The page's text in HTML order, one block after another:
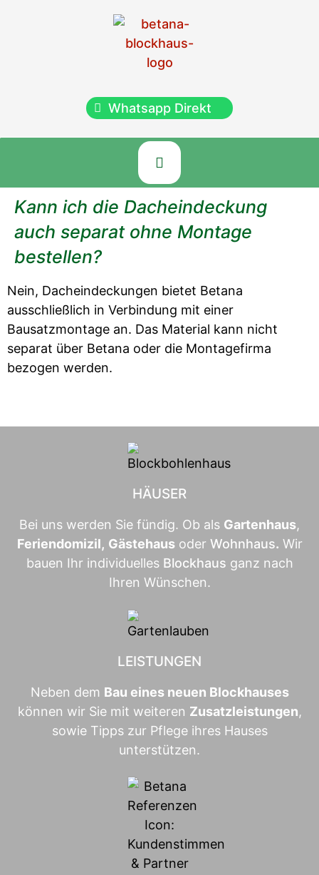
Whatsapp Direkt
Kann ich die Dacheindeckung
auch separat ohne Montage
bestellen?
Nein, Dacheindeckungen bietet Betana
ausschließlich in Verbindung mit einer
Bausatzmontage an. Das Material kann nicht
separat über Betana oder die Montagefirma
bezogen werden.
HÄUSER
Bei uns werden Sie fündig. Ob als Gartenhaus,
Feriendomizil, Gästehausoder Wohnhaus. Wir
bauen Ihr individuelles Blockhaus ganz nach
Ihren Wünschen.
LEISTUNGEN
Neben dem Bau eines neuen Blockhauses
können wir Sie mit weiteren Zusatzleistungen,
sowie Tipps zur Pflege ihres Hauses
unterstützen.